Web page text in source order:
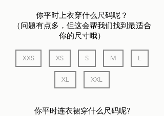
你平时上衣穿什么尺码呢？
（问题有点多，但这会帮我们找到最适合
你的尺寸哦）
XXS XS S M L
XL XXL
你平时连衣裙穿什么尺码呢?